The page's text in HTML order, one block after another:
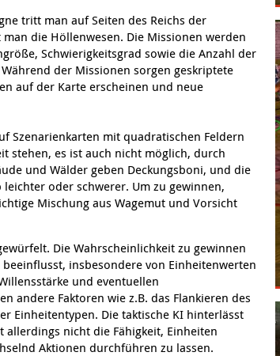
tritt man auf Seiten des Reichs der
die Höllenwesen. Die Missionen werden
Schwierigkeitsgrad sowie die Anzahl der
der Missionen sorgen geskriptete
auf der Karte erscheinen und neue
Szenarienkarten mit quadratischen Feldern
stehen, es ist auch nicht möglich, durch
und Wälder geben Deckungsboni, und die
oder schwerer. Um zu gewinnen,
Mischung aus Wagemut und Vorsicht
Die Wahrscheinlichkeit zu gewinnen
insbesondere von Einheitenwerten
und eventuellen
andere Faktoren wie z.B. das Flankieren des
Einheitentypen. Die taktische KI hinterlässt
nicht die Fähigkeit, Einheiten
Aktionen durchführen zu lassen.